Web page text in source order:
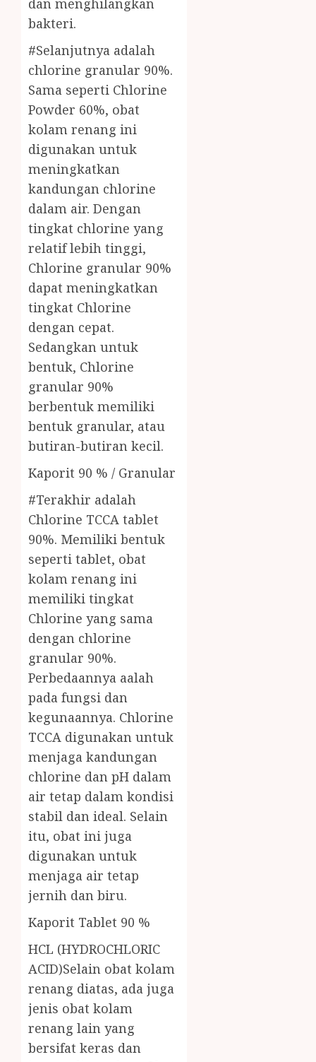
dan menghilangkan
bakteri.
#Selanjutnya adalah
chlorine granular 90%.
Sama seperti Chlorine
Powder 60%, obat
kolam renang ini
digunakan untuk
meningkatkan
kandungan chlorine
dalam air. Dengan
tingkat chlorine yang
relatif lebih tinggi,
Chlorine granular 90%
dapat meningkatkan
tingkat Chlorine
dengan cepat.
Sedangkan untuk
bentuk, Chlorine
granular 90%
berbentuk memiliki
bentuk granular, atau
butiran-butiran kecil.
Kaporit 90 % / Granular
#Terakhir adalah
Chlorine TCCA tablet
90%. Memiliki bentuk
seperti tablet, obat
kolam renang ini
memiliki tingkat
Chlorine yang sama
dengan chlorine
granular 90%.
Perbedaannya aalah
pada fungsi dan
kegunaannya. Chlorine
TCCA digunakan untuk
menjaga kandungan
chlorine dan pH dalam
air tetap dalam kondisi
stabil dan ideal. Selain
itu, obat ini juga
digunakan untuk
menjaga air tetap
jernih dan biru.
Kaporit Tablet 90 %
HCL (HYDROCHLORIC
ACID)Selain obat kolam
renang diatas, ada juga
jenis obat kolam
renang lain yang
bersifat keras dan